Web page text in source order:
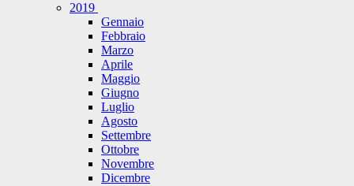
2019
Gennaio
Febbraio
Marzo
Aprile
Maggio
Giugno
Luglio
Agosto
Settembre
Ottobre
Novembre
Dicembre